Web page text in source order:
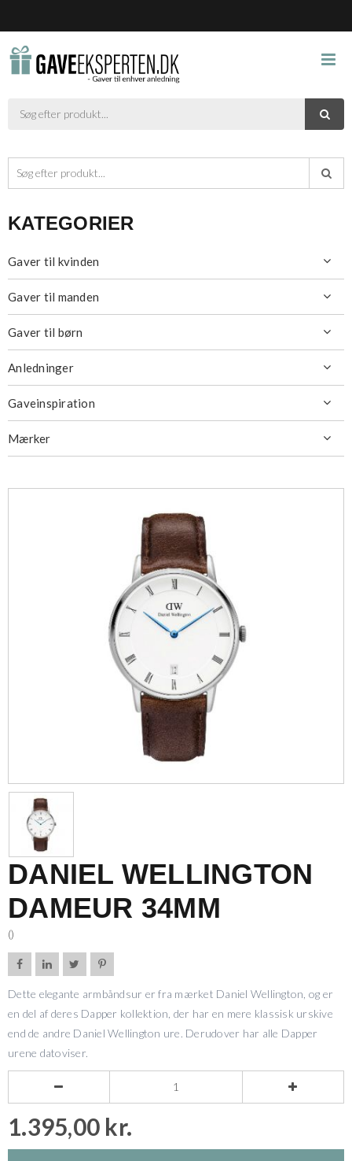



KATEGORIER
Gaver til kvinden 
Gaver til manden 
Gaver til børn 
Anledninger 
Gaveinspiration 
Mærker 
DANIEL WELLINGTON
DAMEUR 34MM
()
   
Dette elegante armbåndsur er fra mærket Daniel Wellington, og er
en del af deres Dapper kollektion, der har en mere klassisk urskive
end de andre Daniel Wellington ure. Derudover har alle Dapper
urene datoviser.
 
1.395,00 kr.